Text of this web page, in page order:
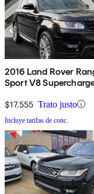
2016 Land Rover
Sport V8
$17,555 Trato justo
Incluye tarifas de conc.